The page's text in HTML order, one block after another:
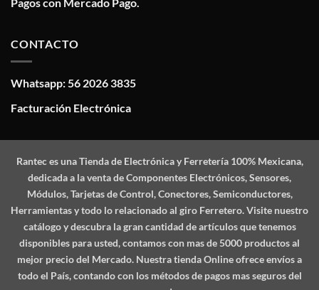
CONTACTO
Whatsapp: 56 2026 3835
Facturación Electrónica
Ranteces una Tienda de Electrónica y Ferretería 100% Mexicana,
dedicada a la venta de Componentes Electrónicos, Sensores,
Módulos, Tarjetas de Control, Conectores, Semiconductores,
Herramientas y todo lo relacionado al giro Ferretero. Visite nuestro
catálogo y descubra la gran cantidad de artículos que tenemos
disponibles para usted, contamos con mas de 5000 productos al
mejor precio del Mercado. Nuestra tienda Online ofrece envíos a
todo el País, contando con los métodos de pagos mas seguros del